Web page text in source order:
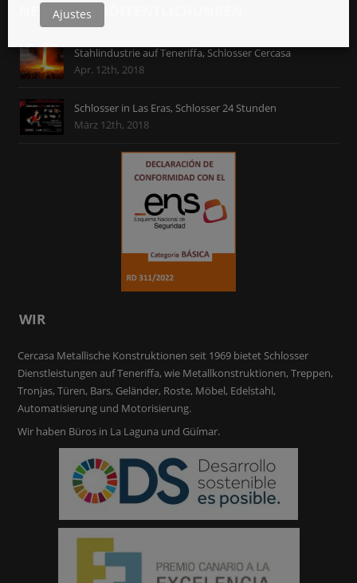
NEUESTE VERÖFFENTLICHUNGEN
Stahlindustrie auf Teneriffa, Schlosser Cercasa
Apr. 12th, 2018
Schlosser in Las Eras, Schlosser 24 Stunden
März 12th, 2018
WIR
Cercasa Metallische Konstruktionen seit 1969 bietet Schlosser
Dienstleistungen auf Teneriffa, wie Metallkonstruktionen, Treppen,
Tronjas, Türen, Bars, Geländer, Roste, Möbel, Edelstahl,
Automatisierung und Motorisierung.
Wir haben Büros in La Laguna und Güímar.
Ajustes